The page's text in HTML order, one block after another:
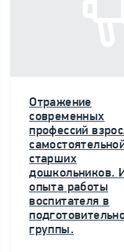
Отражение
современных
профессий
старших
дошкольников.
опыта работы
воспитателя в
группы.